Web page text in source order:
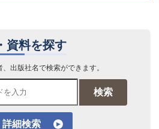
資料を探す
出版社名で検索ができます。
検索
詳細検索